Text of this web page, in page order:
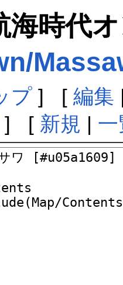
海時代
プ] [ 編集 |
] [ 新規 | 一